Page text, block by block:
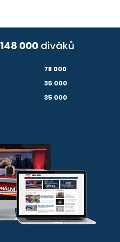
148 000 diváků
78 000
35 000
35 000